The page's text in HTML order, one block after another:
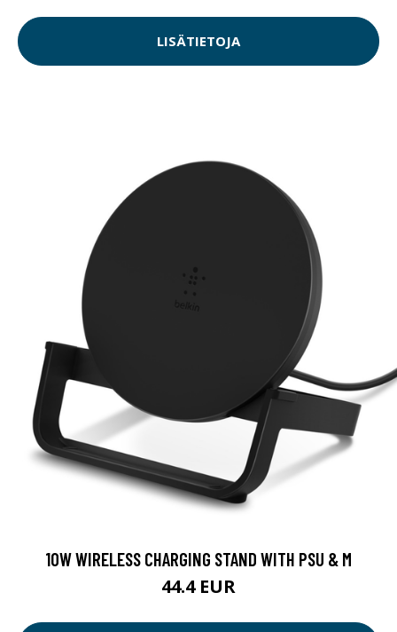
LISÄTIETOJA
10W WIRELESS CHARGING STAND WITH PSU & M
44.4 EUR